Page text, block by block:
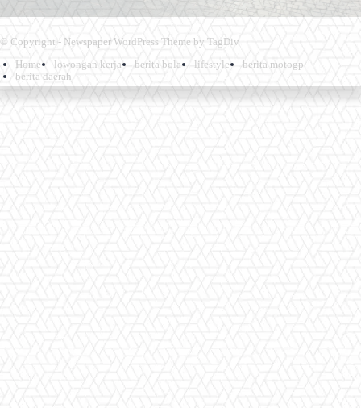
© Copyright - Newspaper WordPress Theme by TagDiv
Home
lowongan kerja berita bola lifestyle
berita motogp
berita daerah